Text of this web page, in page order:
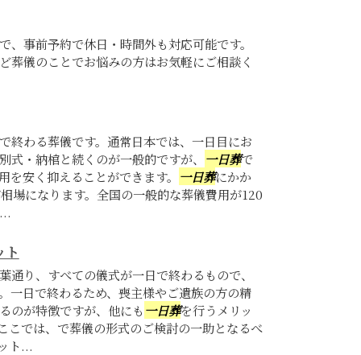
、事前予約で休日・時間外も対応可能です。
葬儀のことでお悩みの方はお気軽にご相談く
終わる葬儀です。通常日本では、一日目にお
式・納棺と続くのが一般的ですが、 一日葬で
を安く抑えることができます。 一日葬にかか
場になります。全国の一般的な葬儀費用が120
ト
通り、すべての儀式が一日で終わるもので、
一日で終わるため、喪主様やご遺族の方の精
のが特徴ですが、他にも 一日葬を行うメリッ
こでは、で葬儀の形式のご検討の一助となるべ
ト...